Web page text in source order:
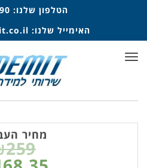
הטלפון שלנו:
האימייל שלנו:
תפריט
מחיר